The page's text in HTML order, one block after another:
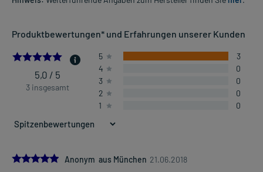
Produktbewertungen* und Erfahrungen unserer Kunden
5.0
5,0 / 5
3 insgesamt
5
3
4
0
3
0
2
0
1
0
5.0Anonym aus München 21.06.2018